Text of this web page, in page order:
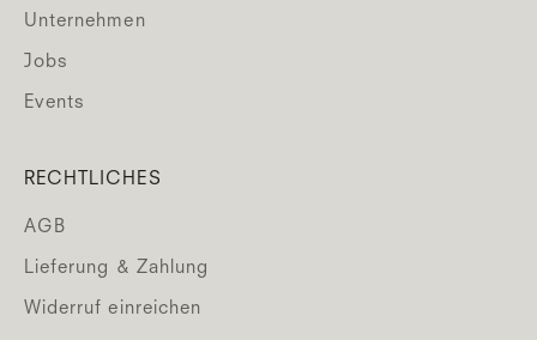
Unternehmen
Jobs
Events
RECHTLICHES
AGB
Lieferung & Zahlung
Widerruf einreichen